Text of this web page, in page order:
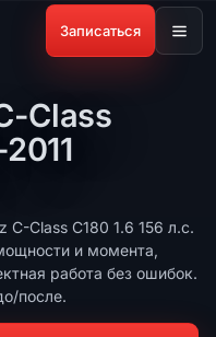
Записаться
Class
Class C180 1.6 156 л.с.
и момента,
работа без ошибок.
после.